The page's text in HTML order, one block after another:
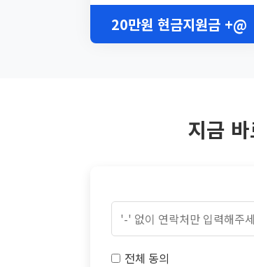
20만원 현금지원금 +@
지금
전체 동의